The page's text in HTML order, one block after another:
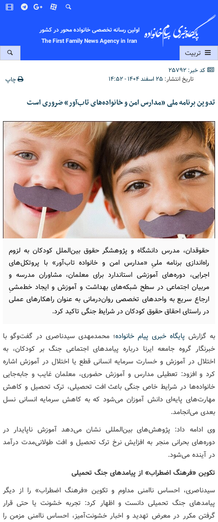
اولین رسانه تخصصی خانواده محور در کشور
The First Family News Agency in Iran
تربیت
کد خبر: 25792
تاریخ انتشار: ۲۵ اسفند ۱۴۰۴ - ۱۴:۵۲ چاپ
تدوین برنامه ملی «مدارس امن و خانواده‌های تاب‌آور» ضروری است
حقوقدان، مدرس دانشگاه و پژوهشگر حقوق بین‌الملل کودکان به لزوم
راه‌اندازی برنامه ملیِ «مدارس امن و خانواده تاب‌آور» با پروتکل‌های
اجرایی، دوره‌های آموزشی استاندارد برای معلمان، مشاوران مدرسه و
مربیان اجتماعی در سطح شبکه‌های بهداشت و آموزش و ایجاد خط‌مشیِ
ارجاع سریع به واحدهای تخصصی روان‌درمانی به عنوان راهکارهای عملی
در راستای احقاق حقوق کودکان در شرایط جنگی تاکید کرد.
به گزارش پایگاه خبری پیام خانواده؛ محمدمهدی سیدناصری در گفت‌وگو با
خبرنگار گروه جامعه ایرنا درباره پیامدهای اجتماعی جنگ بر کودکان، به
اختلال در آموزش و خسارت سرمایه انسانی قطع یا اختلال در آموزش اشاره
کرد و افزود: تعطیلی مدارس و آموزش حضوری، معلمان غایب و جابه‌جایی
خانواده‌ها در شرایط خاص جنگی باعث افت تحصیلی، ترک تحصیل و کاهش
مهارت‌های پایه‌ای دانش آموزان می‌شود که به کاهش سرمایه انسانی نسل
بعدی می‌انجامد.
وی ادامه داد: پژوهش‌های بین‌المللی نشان می‌دهد آموزش ناپایدار در
دوره‌های بحرانی منجر به افزایش نرخ ترک تحصیل و افت طولانی‌مدت درآمد
در آینده می‌شود.
تکوین «فرهنگ اضطراب» از پیامدهای جنگ تحمیلی
سیدناصری، احساس ناامنی مداوم و تکوین «فرهنگ اضطراب» را از دیگر
پیامدهای جنگ تحمیلی دانست و اظهار کرد: تجربه خشونت یا حتی قرار
گرفتن مکرر در معرض تهدید و اخبار خشونت‌آمیز، احساس ناامنی مزمن را